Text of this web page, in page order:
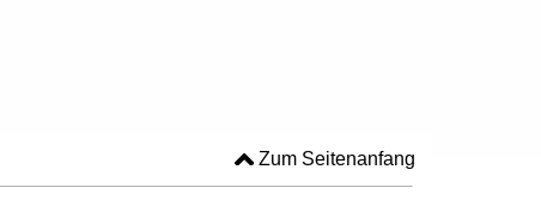
Zum Seitenanfang